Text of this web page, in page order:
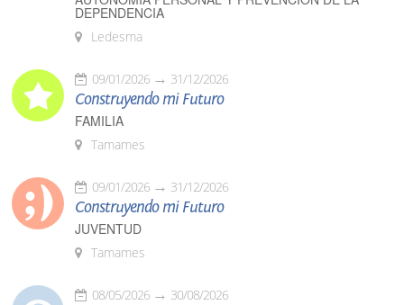
DEPENDENCIA
Ledesma
09/01/2026 31/12/2026
Construyendo mi Futuro
FAMILIA
Tamames
09/01/2026 31/12/2026
Construyendo mi Futuro
JUVENTUD
Tamames
08/05/2026 30/08/2026